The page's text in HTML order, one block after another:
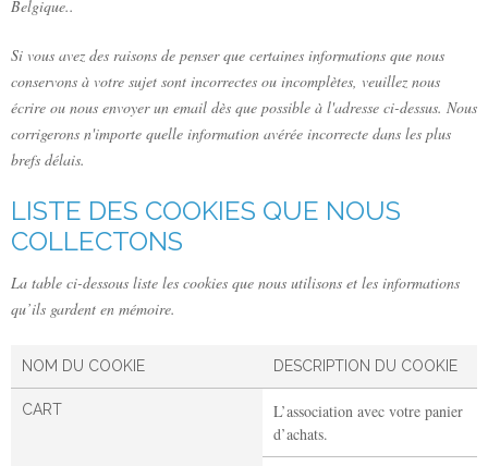
Belgique..
Si vous avez des raisons de penser que certaines informations que nous
conservons à votre sujet sont incorrectes ou incomplètes, veuillez nous
écrire ou nous envoyer un email dès que possible à l'adresse ci-dessus. Nous
corrigerons n'importe quelle information avérée incorrecte dans les plus
brefs délais.
LISTE DES COOKIES QUE NOUS
COLLECTONS
La table ci-dessous liste les cookies que nous utilisons et les informations
qu’ils gardent en mémoire.
NOM DU COOKIE DESCRIPTION DU COOKIE
CART
L’association avec votre panier
d’achats.